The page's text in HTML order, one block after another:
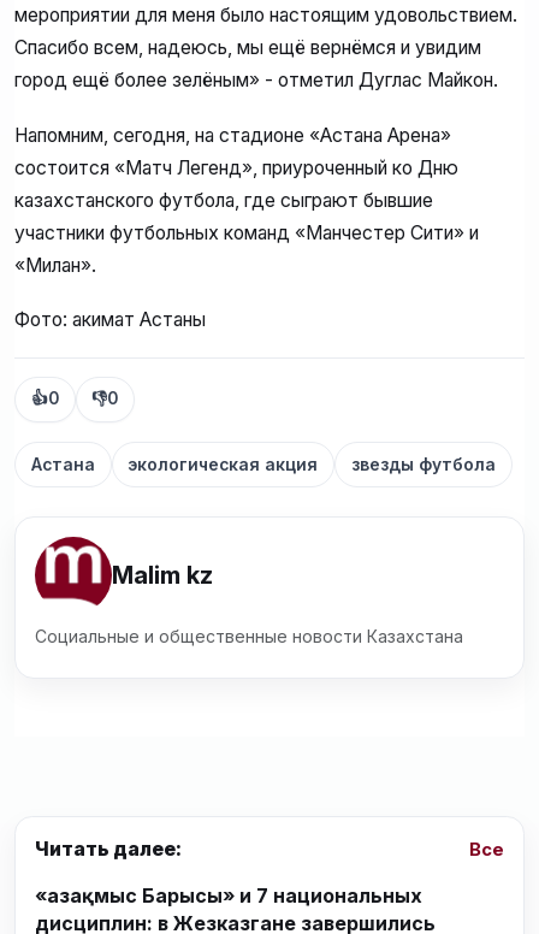
мероприятии для меня было настоящим удовольствием.
Спасибо всем, надеюсь, мы ещё вернёмся и увидим
город ещё более зелёным» - отметил Дуглас Майкон.
Напомним, сегодня, на стадионе «Астана Арена»
состоится «Матч Легенд», приуроченный ко Дню
казахстанского футбола, где сыграют бывшие
участники футбольных команд «Манчестер Сити» и
«Милан».
Фото: акимат Астаны
👍0 👎0
Астана экологическая акция звезды футбола
Malim kz
Социальные и общественные новости Казахстана
Читать далее: Все
«Қазақмыс Барысы» и 7 национальных
дисциплин: в Жезказгане завершились